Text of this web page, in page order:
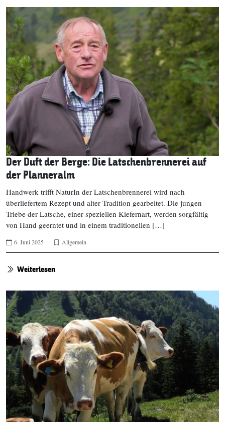
Der Duft der Berge: Die Latschenbrennerei auf
der Planneralm
Handwerk trifft NaturIn der Latschenbrennerei wird nach
überliefertem Rezept und alter Tradition gearbeitet. Die jungen
Triebe der Latsche, einer speziellen Kiefernart, werden sorgfältig
von Hand geerntet und in einem traditionellen […]
6. Juni 2025 Allgemein
Weiterlesen